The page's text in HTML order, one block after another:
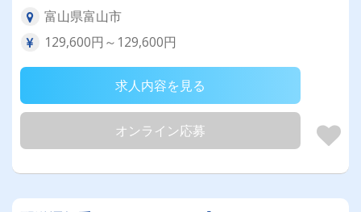
富山県富山市
129,600円～129,600円
求人内容を見る
オンライン応募